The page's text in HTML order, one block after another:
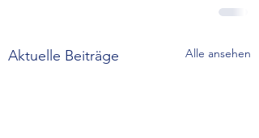
Aktuelle Beiträge Alle ansehen